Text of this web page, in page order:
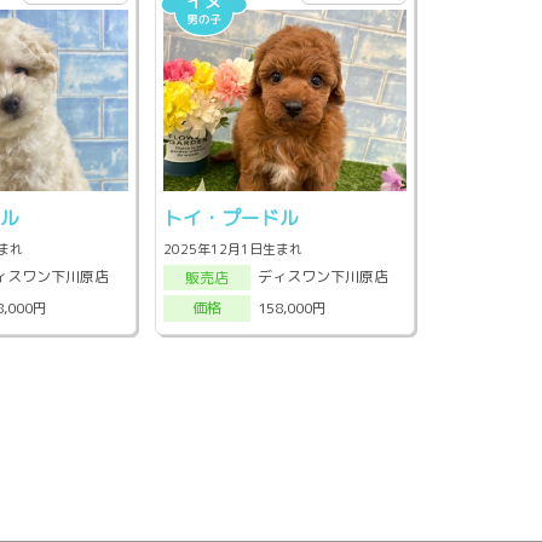
れ
スワン下川原店
円
トイ・プードル
2025年12月1日生まれ
販売店
ディスワン下川原店
価格
158,000円